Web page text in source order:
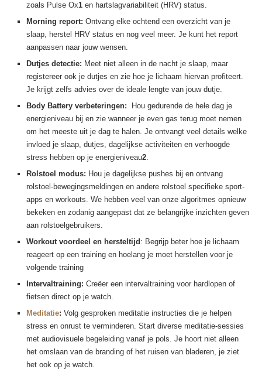
zoals Pulse Ox1 en hartslagvariabiliteit (HRV) status.
Morning report: Ontvang elke ochtend een overzicht van je
slaap, herstel HRV status en nog veel meer. Je kunt het report
aanpassen naar jouw wensen.
Dutjes detectie: Meet niet alleen in de nacht je slaap, maar
registereer ook je dutjes en zie hoe je lichaam hiervan profiteert.
Je krijgt zelfs advies over de ideale lengte van jouw dutje.
Body Battery verbeteringen:
Hou gedurende de hele dag je
energieniveau bij en zie wanneer je even gas terug moet nemen
om het meeste uit je dag te halen. Je ontvangt veel details welke
invloed je slaap, dutjes, dagelijkse activiteiten en verhoogde
stress hebben op je energieniveau2.
Rolstoel modus: Hou je dagelijkse pushes bij en ontvang
rolstoel-bewegingsmeldingen en andere rolstoel specifieke sport-
apps en workouts. We hebben veel van onze algoritmes opnieuw
bekeken en zodanig aangepast dat ze belangrijke inzichten geven
aan rolstoelgebruikers.
Workout voordeel en hersteltijd : Begrijp beter hoe je lichaam
reageert op een training en hoelang je moet herstellen voor je
volgende training
Intervaltraining: Creëer een intervaltraining voor hardlopen of
fietsen direct op je watch.
Meditatie: Volg gesproken meditatie instructies die je helpen
stress en onrust te verminderen. Start diverse meditatie-sessies
met audiovisuele begeleiding vanaf je pols. Je hoort niet alleen
het omslaan van de branding of het ruisen van bladeren, je ziet
het ook op je watch.